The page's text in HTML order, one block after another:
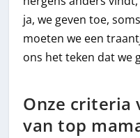
ja, we geven toe,
moeten we een
ons het teken dat we
Onze criteria
van top